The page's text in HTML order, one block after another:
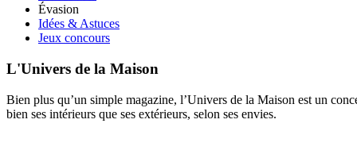
Évasion
Idées & Astuces
Jeux concours
L'Univers de la Maison
Bien plus qu’un simple magazine, l’Univers de la Maison est un
bien ses intérieurs que ses extérieurs, selon ses envies.